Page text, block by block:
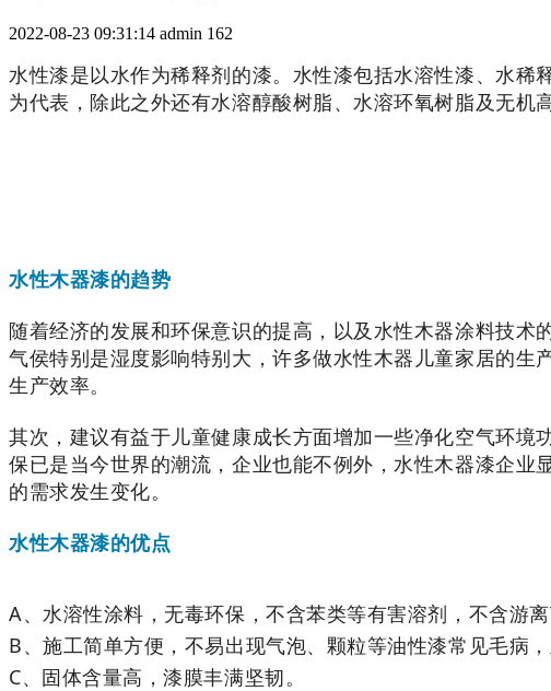
2022-08-23 09:31:14 admin 162
水性漆是以水作为稀释剂的漆。水性漆包括水溶性漆、水
为代表，除此之外还有水溶醇酸树脂、水溶环氧树脂及无机
水性木器漆的趋势
随着经济的发展和环保意识的提高，以及水性木器涂料技
气侯特别是湿度影响特别大，许多做水性木器儿童家居的
生产效率。
其次，建议有益于儿童健康成长方面增加一些净化空气环
保已是当今世界的潮流，企业也能不例外，水性木器漆企
的需求发生变化。
水性木器漆的优点
A、水溶性涂料，无毒环保，不含苯类等有害溶剂，不含游离
B、施工简单方便，不易出现气泡、颗粒等油性漆常见毛病，
C、固体含量高，漆膜丰满坚韧。